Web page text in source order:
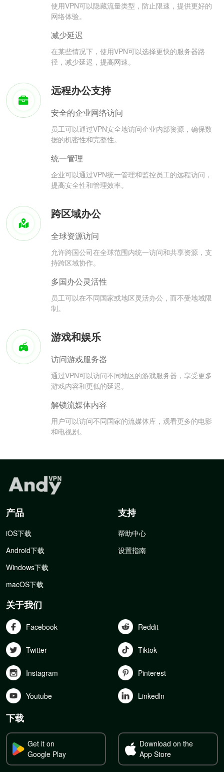
使用VPN可以隐藏流量类型，防止限速，提供更好的
网络体验。
减少延迟
在某些情况下，使用VPN可以选择更快的服务器路
径，减少延迟，提高网速。
远程办公支持
安全的企业网络访问
员工可以通过VPN安全地访问企业内部资源，确保数
据的机密性和完整性。
统一管理
企业可以通过VPN统一管理和监控员工的远程访问，
提高安全性和管理效率。
跨区域办公
全球资源访问
允许跨国公司在全球范围内统一访问和共享资源，支
持跨区域协作。
多国办公灵活性
员工可以在不同国家或地区灵活办公，而不受地域限
制。
游戏和娱乐
访问游戏服务器
通过VPN可以访问不同地区的游戏服务器，享受更多
游戏内容和更低的延迟。
解锁流媒体内容
用户可以访问不同国家的流媒体库，观看更多的电影
和电视剧。
产品
iOS下载
Android下载
Windows下载
macOS下载
支持
帮助中心
设置指南
关于我们
Facebook Reddit
Twitter Tiktok
Instagram Pinterest
Youtube Linkedln
下载
Get it on
Google Play
Download on the
App Store